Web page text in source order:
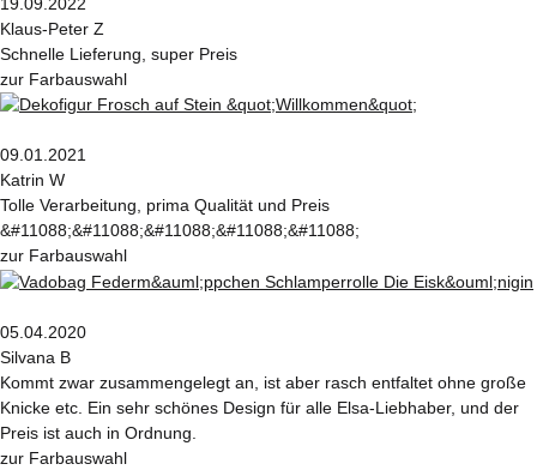
Klaus-Peter Z
Schnelle Lieferung, super Preis
zur Farbauswahl
09.01.2021
Katrin W
Tolle Verarbeitung, prima Qualität und Preis
&#11088;&#11088;&#11088;&#11088;&#11088;
zur Farbauswahl
05.04.2020
Silvana B
Kommt zwar zusammengelegt an, ist aber rasch entfaltet ohne große
Knicke etc. Ein sehr schönes Design für alle Elsa-Liebhaber, und der
Preis ist auch in Ordnung.
zur Farbauswahl